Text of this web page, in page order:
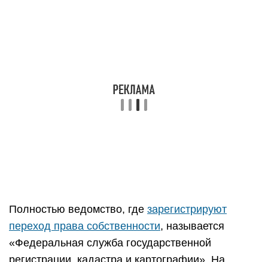
Полностью ведомство, где зарегистрируют
переход права собственности, называется
«Федеральная служба государственной
регистрации, кадастра и картографии». На